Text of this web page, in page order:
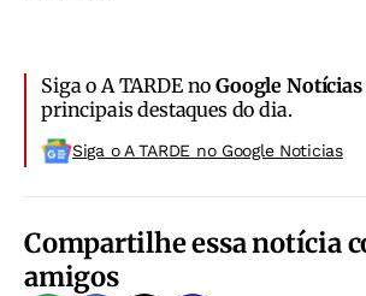
Siga o A TARDE noGoogle Notícias
principais destaques do dia.
Siga o A TARDE no Google Noticias
Compartilhe essa notícia
amigos